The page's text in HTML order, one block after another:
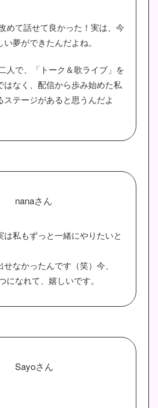
めて話せて良かった！実は、今
夢ができたんだよね。
人で、「トーク＆歌ライブ」を
はなく、配信から歩み始めた私
テージがあると思うんだよ
nanaさん
は私もずっと一緒にやりたいと
なかったんです（笑）今、
になれて、嬉しいです。
Sayoさん